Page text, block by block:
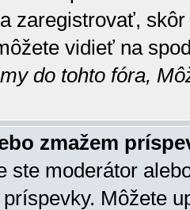
zaregistrovať,
vidieť na
do tohto fóra,
zmažem
ste moderátor
Môžete